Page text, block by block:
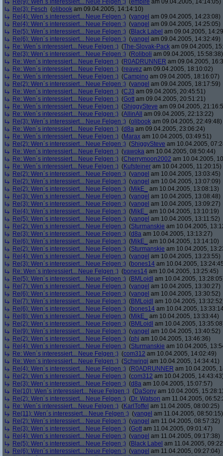
Re(9): Wen´s interessiert... Neue Felgen ;) (empire am 09.04.2005, 14:14:05)
Re(3): Fesch (olibook am 09.04.2005, 14:14:10)
Re(4): Wen´s interessiert... Neue Felgen ;) (yangel am 09.04.2005, 14:23:08)
Re(4): Wen´s interessiert... Neue Felgen ;) (yangel am 09.04.2005, 14:25:05)
Re(5): Wen´s interessiert... Neue Felgen ;) (Black Label am 09.04.2005,
Re(6): Wen´s interessiert... Neue Felgen ;) (yangel am 09.04.2005, 14:32:49)
Re: Wen´s interessiert... Neue Felgen ;) (The-Slovak-Pack am 09.04.2005,
Re(3): Wen´s interessiert... Neue Felgen ;) (Roliboli am 09.04.2005, 15:58:38)
Re: Wen´s interessiert... Neue Felgen ;) (R0ADRUNNER am 09.04.2005,
Re: Wen´s interessiert... Neue Felgen ;) (reavez am 09.04.2005, 18:10:02)
Re: Wen´s interessiert... Neue Felgen ;) (Campino am 09.04.2005, 18:16:07)
Re(2): Wen´s interessiert... Neue Felgen ;) (yangel am 09.04.2005, 18:17:59)
Re: Wen´s interessiert... Neue Felgen ;) (CJ3 am 09.04.2005, 20:45:51)
Re: Wen´s interessiert... Neue Felgen ;) (Gott am 09.04.2005, 20:51:21)
Re: Wen´s interessiert... Neue Felgen ;) (ShiggySteve am 09.04.2005,
Re: Wen´s interessiert... Neue Felgen ;) (AllinAll
am 09.04.2005, 22:13:22)
Re(3): Wen´s interessiert... Neue Felgen ;) (olibook am 09.04.2005, 22:49:48)
Re: Wen´s interessiert... Neue Felgen ;) (d8a am 09.04.2005, 23:06:24)
Re: Wen´s interessiert... Neue Felgen ;) (Marax am 10.04.2005, 03:49:51)
Re(2): Wen´s interessiert... Neue Felgen ;) (ShiggySteve am 10.04.2005,
Re: Wen´s interessiert... Neue Felgen ;) (vawoka am 10.04.2005, 08:50:44)
Re: Wen´s interessiert... Neue Felgen ;) (Cherrymoon2002 am 10.04.2005,
Re: Wen´s interessiert... Neue Felgen ;) (Kufsteiner am 10.04.2005, 11:20:15)
Re(2): Wen´s interessiert... Neue Felgen ;) (yangel am 10.04.2005, 13:03:45)
Re(2): Wen´s interessiert... Neue Felgen ;) (yangel am 10.04.2005, 13:07:09)
Re(2): Wen´s interessiert... Neue Felgen ;) (MikE_
am 10.04.2005, 13:08:13)
Re(3): Wen´s interessiert... Neue Felgen ;) (yangel am 10.04.2005, 13:08:48)
Re(3): Wen´s interessiert... Neue Felgen ;) (yangel am 10.04.2005, 13:09:27)
Re(4): Wen´s interessiert... Neue Felgen ;) (MikE_
am 10.04.2005, 13:10:19)
Re(5): Wen´s interessiert... Neue Felgen ;) (yangel am 10.04.2005, 13:11:52)
Re(2): Wen´s interessiert... Neue Felgen ;) (Sturmanskie am 10.04.2005,
Re(3): Wen´s interessiert... Neue Felgen ;) (d8a am 10.04.2005, 13:13:27)
Re(6): Wen´s interessiert... Neue Felgen ;) (MikE_
am 10.04.2005, 13:14:10)
Re(2): Wen´s interessiert... Neue Felgen ;) (Sturmanskie am 10.04.2005,
Re(4): Wen´s interessiert... Neue Felgen ;) (yangel am 10.04.2005, 13:23:55)
Re(3): Wen´s interessiert... Neue Felgen ;) (bones14 am 10.04.2005,
Re: Wen´s interessiert... Neue Felgen ;) (bones14 am 10.04.2005, 13:25:45)
Re(5): Wen´s interessiert... Neue Felgen ;) (BMLoidl am 10.04.2005,
Re(7): Wen´s interessiert... Neue Felgen ;) (yangel am 10.04.2005, 13:30:27)
Re(6): Wen´s interessiert... Neue Felgen ;) (yangel am 10.04.2005, 13:30:52)
Re(7): Wen´s interessiert... Neue Felgen ;) (BMLoidl am 10.04.2005,
Re(6): Wen´s interessiert... Neue Felgen ;) (bones14 am 10.04.2005,
Re(8): Wen´s interessiert... Neue Felgen ;) (MikE_
am 10.04.2005, 13:33:44)
Re(2): Wen´s interessiert... Neue Felgen ;) (BMLoidl am 10.04.2005,
Re(9): Wen´s interessiert... Neue Felgen ;) (yangel am 10.04.2005, 13:40:52)
Re(2): Wen´s interessiert... Neue Felgen ;) (phj am 10.04.2005, 13:46:36)
Re(4): Wen´s interessiert... Neue Felgen ;) (Sturmanskie am 10.04.2005,
Re: Wen´s interessiert... Neue Felgen ;) (com312 am 10.04.2005, 14:02:49)
Re: Wen´s interessiert... Neue Felgen ;) (Schwingi am 10.04.2005, 14:34:41)
Re(4): Wen´s interessiert... Neue Felgen ;) (R0ADRUNNER am 10.04.2005,
Re(2): Wen´s interessiert... Neue Felgen ;) (com312 am 10.04.2005,
Re(3): Wen´s interessiert... Neue Felgen ;) (d8a am 10.04.2005, 15:07:57)
Re(10): Wen´s interessiert... Neue Felgen ;) (DaSony am 10.04.2005,
Re(2): Wen´s interessiert... Neue Felgen ;) (Dr. Watson am 11.04.2005,
Re: Wen´s interessiert... Neue Felgen ;) (KarlToffel am 11.04.2005, 08:00:25)
Re(11): Wen´s interessiert... Neue Felgen ;) (yangel am 11.04.2005, 08:50:15)
Re(2): Wen´s interessiert... Neue Felgen ;) (yangel am 11.04.2005, 08:57:32)
Re(3): Wen´s interessiert... Neue Felgen ;) (Gott am 11.04.2005, 09:01:47)
Re(4): Wen´s interessiert... Neue Felgen ;) (yangel am 11.04.2005, 09:17:38)
Re(5): Wen´s interessiert... Neue Felgen ;) (Black Label am 11.04.2005,
Re(6): Wen´s interessiert... Neue Felgen ;) (yangel am 11.04.2005, 09:27:04)